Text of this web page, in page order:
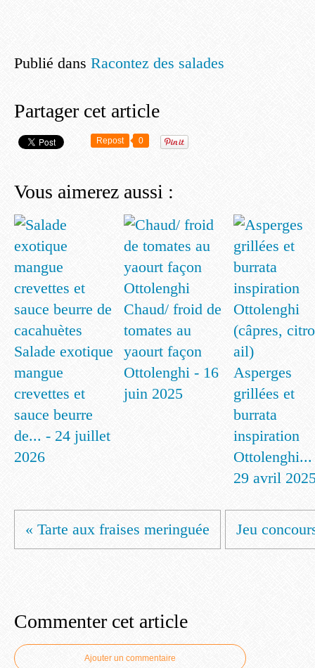
Publié dans Racontez des salades
Partager cet article
Repost 0
Vous aimerez aussi :
Salade exotique
mangue
crevettes et
sauce beurre
de... - 24 juillet
2026
Chaud/ froid de
tomates au
yaourt façon
Ottolenghi - 16
juin 2025
Asperges
grillées et
burrata
inspiration
29 avril
« Tarte aux fraises meringuée Jeu
Commenter cet article
Ajouter un commentaire